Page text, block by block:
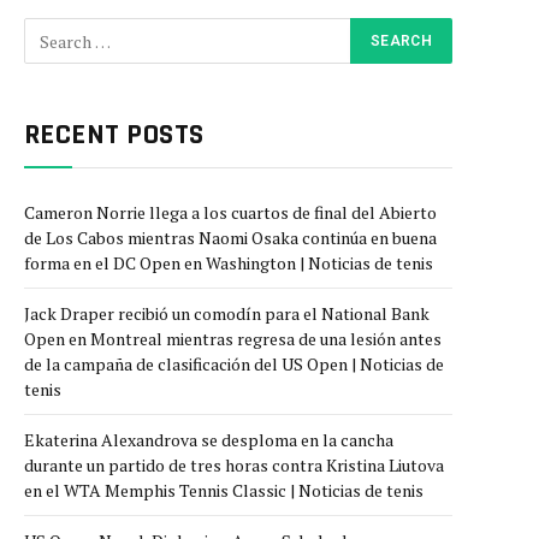
RECENT POSTS
Cameron Norrie llega a los cuartos de final del Abierto
de Los Cabos mientras Naomi Osaka continúa en buena
forma en el DC Open en Washington | Noticias de tenis
Jack Draper recibió un comodín para el National Bank
Open en Montreal mientras regresa de una lesión antes
de la campaña de clasificación del US Open | Noticias de
tenis
Ekaterina Alexandrova se desploma en la cancha
durante un partido de tres horas contra Kristina Liutova
en el WTA Memphis Tennis Classic | Noticias de tenis